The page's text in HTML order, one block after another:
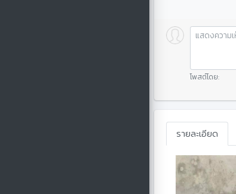
โพสต์โดย:
รายละเอียด